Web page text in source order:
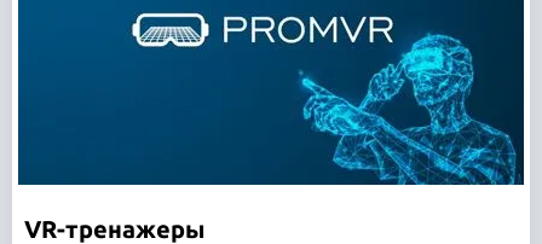
VR-тренажеры